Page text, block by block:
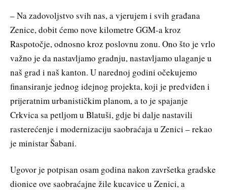
– Na zadovoljstvo svih nas, a vjerujem i svih građana
Zenice, dobit ćemo nove kilometre GGM-a kroz
Raspotočje, odnosno kroz poslovnu zonu. Ono što je vrlo
važno je da nastavljamo gradnju, nastavljamo ulaganje u
naš grad i naš kanton. U narednoj godini očekujemo
finansiranje jednog idejnog projekta, koji je predviđen i
prijeratnim urbanističkim planom, a to je spajanje
Crkvica sa petljom u Blatuši, gdje bi dalje nastavili
rasterećenje i modernizaciju saobraćaja u Zenici – rekao
je ministar Šabani.
Ugovor je potpisan osam godina nakon završetka gradske
dionice ove saobraćajne žile kucavice u Zenici, a